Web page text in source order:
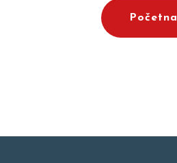
Početna